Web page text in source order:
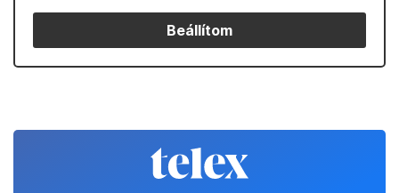
Beállítom